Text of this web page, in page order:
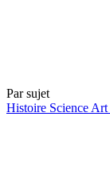
Par sujet
Histoire Science Art